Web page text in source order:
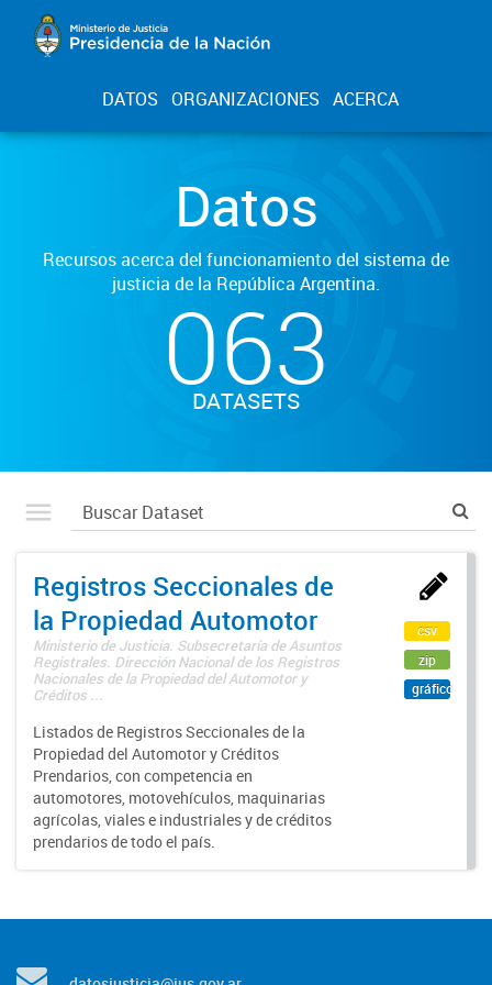
DATOS ORGANIZACIONES ACERCA
Datos
Recursos acerca del funcionamiento del sistema de
justicia de la República Argentina.
063
DATASETS
Registros Seccionales de
la Propiedad Automotor
Ministerio de Justicia. Subsecretaría de Asuntos
Registrales. Dirección Nacional de los Registros
Nacionales de la Propiedad del Automotor y
Créditos ...
Listados de Registros Seccionales de la
Propiedad del Automotor y Créditos
Prendarios, con competencia en
automotores, motovehículos, maquinarias
agrícolas, viales e industriales y de créditos
prendarios de todo el país.
csv
zip
gráfico